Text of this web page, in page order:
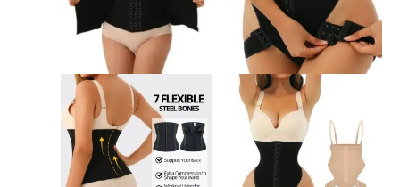
Varianten
auf.
Die
Optionen
können
auf
der
Produktseite
Varianten
auf.
Die
Optionen
können
auf
der
Produktseite